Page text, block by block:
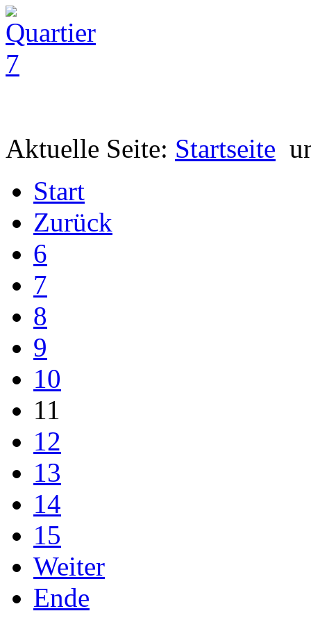
Aktuelle Seite: Startseite
Start
Zurück
6
7
8
9
10
11
12
13
14
15
Weiter
Ende